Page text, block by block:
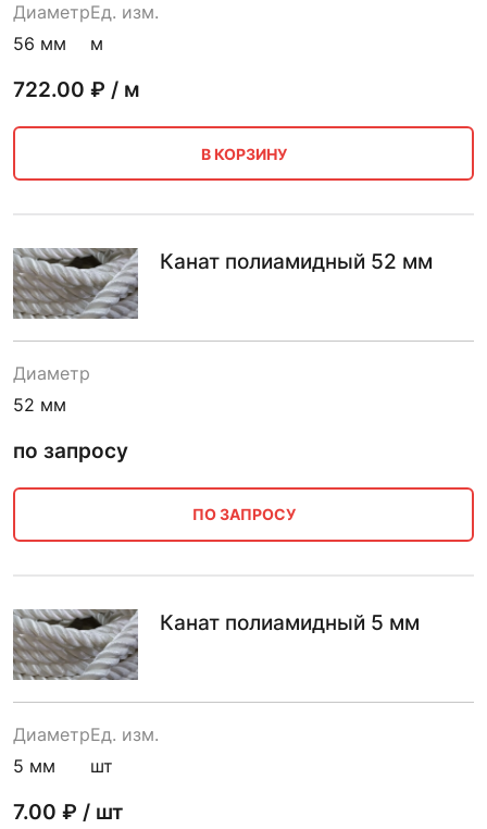
Диаметр
56 мм
Ед. изм.
м
722.00 ₽ / м
В КОРЗИНУ
Канат полиамидный 52 мм
Диаметр
52 мм
по запросу
ПО ЗАПРОСУ
Канат полиамидный 5 мм
Диаметр
5 мм
Ед. изм.
шт
7.00 ₽ / шт